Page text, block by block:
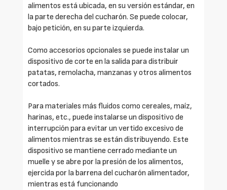
alimentos está ubicada, en su versión estándar, en
la parte derecha del cucharón. Se puede colocar,
bajo petición, en su parte izquierda.
Como accesorios opcionales se puede instalar un
dispositivo de corte en la salida para distribuir
patatas, remolacha, manzanas y otros alimentos
cortados.
Para materiales más fluidos como cereales, maíz,
harinas, etc., puede instalarse un dispositivo de
interrupción para evitar un vertido excesivo de
alimentos mientras se están distribuyendo. Este
dispositivo se mantiene cerrado mediante un
muelle y se abre por la presión de los alimentos,
ejercida por la barrena del cucharón alimentador,
mientras está funcionando